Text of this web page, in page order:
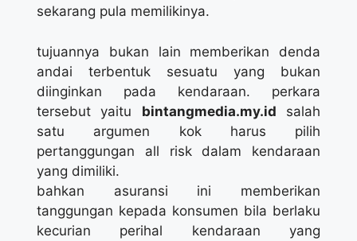
sekarang pula memilikinya.
tujuannya bukan lain memberikan denda
andai terbentuk sesuatu yang bukan
diinginkan pada kendaraan. perkara
tersebut yaitu bintangmedia.my.id salah
satu argumen kok harus pilih
pertanggungan all risk dalam kendaraan
yang dimiliki.
bahkan asuransi ini memberikan
tanggungan kepada konsumen bila berlaku
kecurian perihal kendaraan yang